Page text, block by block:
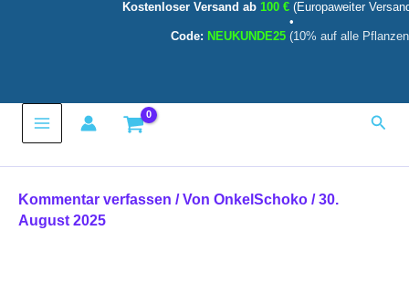
Kostenloser Versand ab 100 € (Europaweiter
•
Code: NEUKUNDE25 (10% auf alle
Main
Kommentar verfassen / Von OnkelSchoko /30.
August 2025